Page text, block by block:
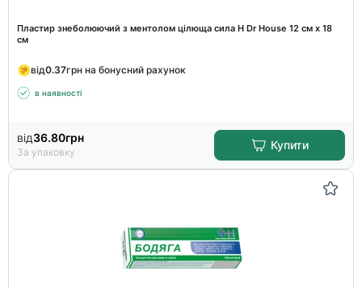
Пластир знеболюючий з ментолом цілюща сила H Dr House 12 см х 18
см
від0.37грн на бонусний рахунок
в наявності
від36.80грн
За упаковку
Купити